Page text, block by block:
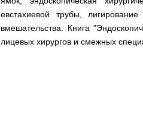
евстахиевой трубы,
вмешательства. Книга
лицевых хирургов и смежных